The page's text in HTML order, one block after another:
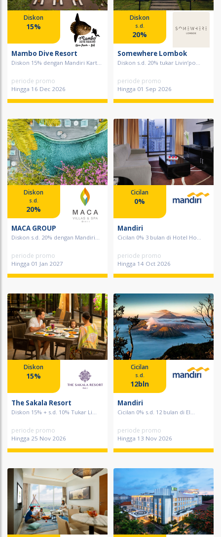
Diskon
15%
Mambo Dive Resort
Diskon 15% dengan Mandiri Kart...
periode promo
Hingga 16 Dec 2026
Diskon
s.d.
20%
Somewhere Lombok
Diskon s.d. 20% tukar Livin’po...
periode promo
Hingga 01 Sep 2026
Diskon
s.d.
20%
MACA GROUP
Diskon s.d. 20% dengan Mandiri...
periode promo
Hingga 01 Jan 2027
Cicilan
0%
Mandiri
Cicilan 0% 3 bulan di Hotel Ho...
periode promo
Hingga 14 Oct 2026
Diskon
15%
The Sakala Resort
Diskon 15% + s.d. 10% Tukar Li...
periode promo
Hingga 25 Nov 2026
Cicilan
s.d.
12bln
Mandiri
Cicilan 0% s.d. 12 bulan di El...
periode promo
Hingga 13 Nov 2026